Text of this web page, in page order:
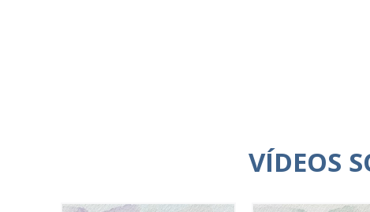
VÍDEOS